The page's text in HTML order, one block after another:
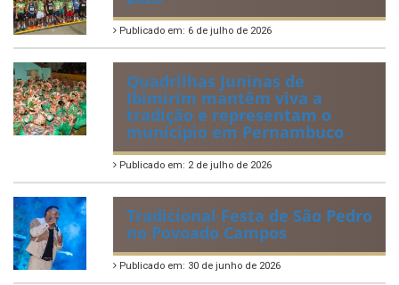
Publicado em: 6 de julho de 2026
Quadrilhas Juninas de
Ibimirim mantêm viva a
tradição e representam o
munícipio em Pernambuco
Publicado em: 2 de julho de 2026
Tradicional Festa de São Pedro
no Povoado Campos
Publicado em: 30 de junho de 2026